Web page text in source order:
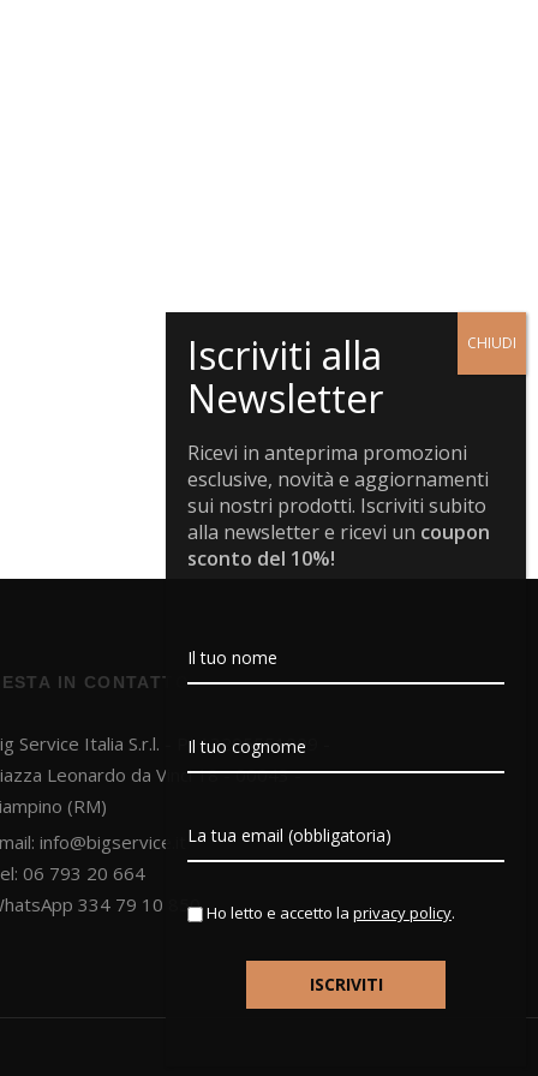
IN CONTATTO
Service Italia S.r.l. - PI 13295551009 -
Leonardo da Vinci 18 - 00043 -
(RM)
info@bigservice.it
06 793 20 664
334 79 10 850
Ricevi in anteprima promozioni
esclusive, novità e aggiornamenti
sui nostri prodotti. Iscriviti subito
alla newsletter e ricevi un coupon
sconto del 10%!
Ho letto e accetto la privacy policy.